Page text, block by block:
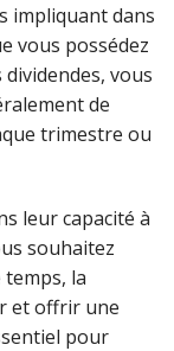
impliquant dans
vous possédez
dividendes, vous
de
trimestre ou
leur capacité à
souhaitez
la
et offrir une
pour